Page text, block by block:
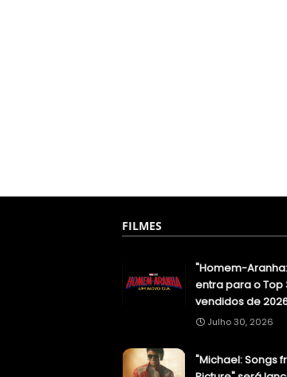
FILMES
"Homem-
entra para o Top
vendidos de
Julho 30, 2026
"Michael: Songs